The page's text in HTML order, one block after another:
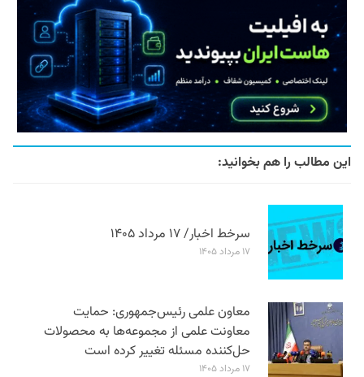
این مطالب را هم بخوانید:
سرخط اخبار/ ۱۷ مرداد ۱۴۰۵
۱۷ مرداد ۱۴۰۵
معاون علمی رئیس‌جمهوری: حمایت
معاونت علمی از مجموعه‌ها به محصولات
حل‌کننده مسئله تغییر کرده است
۱۷ مرداد ۱۴۰۵